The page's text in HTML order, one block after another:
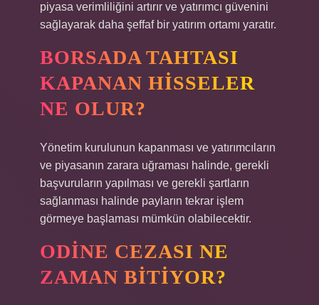
piyasa verimliliğini artırır ve yatırımcı güvenini
sağlayarak daha şeffaf bir yatırım ortamı yaratır.
BORSADA TAHTASI
KAPANAN HISSELER
NE OLUR?
Yönetim kurulunun kapanması ve yatırımcıların
ve piyasanın zarara uğraması halinde, gerekli
başvuruların yapılması ve gerekli şartların
sağlanması halinde payların tekrar işlem
görmeye başlaması mümkün olabilecektir.
ODINE CEZASI NE
ZAMAN BITIYOR?